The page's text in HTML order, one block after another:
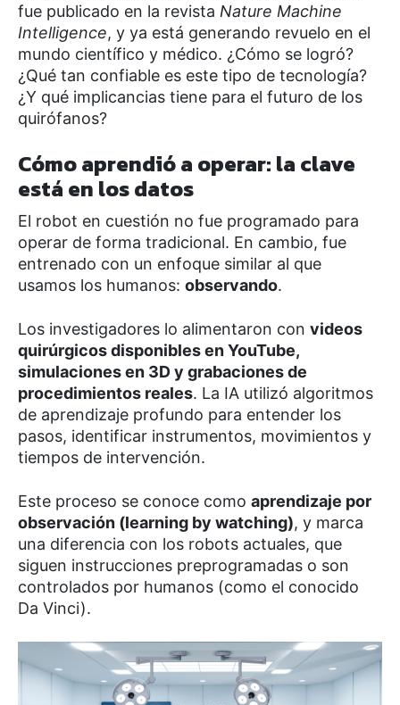
fue publicado en la revista Nature Machine
Intelligence, y ya está generando revuelo en el
mundo científico y médico. ¿Cómo se logró?
¿Qué tan confiable es este tipo de tecnología?
¿Y qué implicancias tiene para el futuro de los
quirófanos?
Cómo aprendió a operar: la clave
está en los datos
El robot en cuestión no fue programado para
operar de forma tradicional. En cambio, fue
entrenado con un enfoque similar al que
usamos los humanos: observando.
Los investigadores lo alimentaron con videos
quirúrgicos disponibles en YouTube,
simulaciones en 3D y grabaciones de
procedimientos reales. La IA utilizó algoritmos
de aprendizaje profundo para entender los
pasos, identificar instrumentos, movimientos y
tiempos de intervención.
Este proceso se conoce como aprendizaje por
observación (learning by watching), y marca
una diferencia con los robots actuales, que
siguen instrucciones preprogramadas o son
controlados por humanos (como el conocido
Da Vinci).